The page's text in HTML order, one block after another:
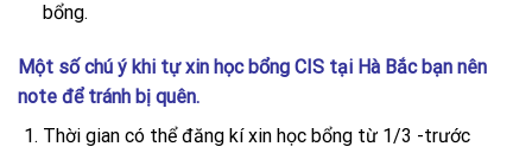
bổng.
Một số chú ý khi tự xin học bổng CIS tại Hà Bắc bạn nên
note để tránh bị quên.
Thời gian có thể đăng kí xin học bổng từ 1/3 -trước